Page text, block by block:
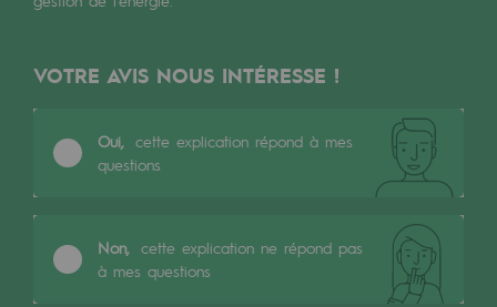
Gouvernance
Indicateurs
Publications institutionnelles
Les énergies d'avenir
VOTRE AVIS NOUS INTÉRESSE !
Oui, cette explication répond à mes
questions
Non, cette explication ne répond pas
à mes questions